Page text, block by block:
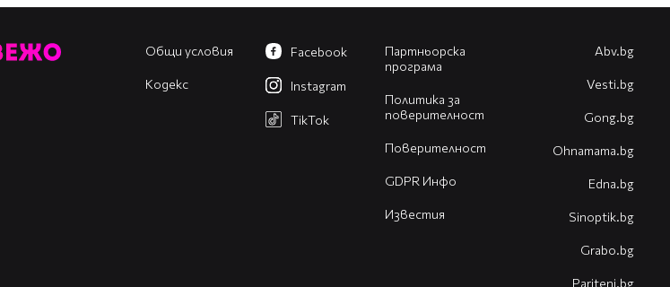
Общи условия
Кодекс
Партньорска
програма
Политика за
поверителност
Поверителност
GDPR Инфо
Известия
Facebook
Instagram
TikTok
Abv.bg
Vesti.bg
Gong.bg
Оhnamama.bg
Edna.bg
Sinoptik.bg
Grabo.bg
Pariteni.bg